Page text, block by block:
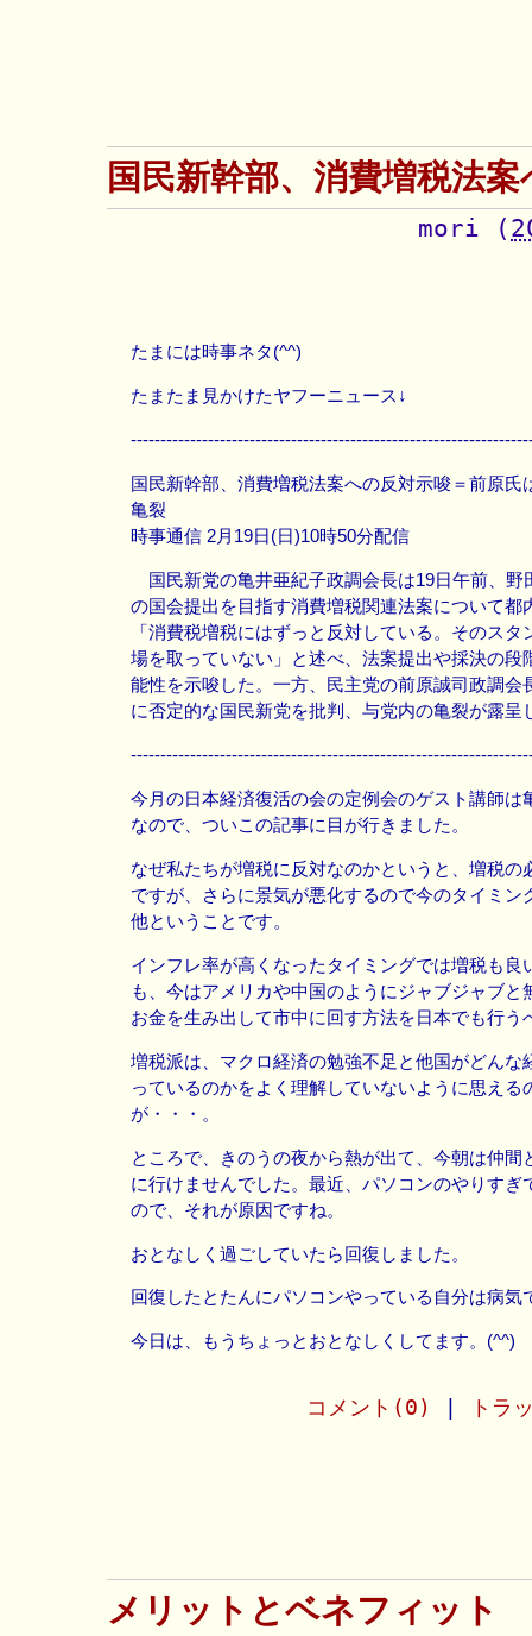
国民新幹部、消費増税法
mori (
たまには時事ネタ(^^)
たまたま見かけたヤフーニュース↓
国民新幹部、消費増税法案への反対示唆＝前原氏
亀裂
時事通信 2月19日(日)10時50分配信
国民新党の亀井亜紀子政調会長は19日午前、野
の国会提出を目指す消費増税関連法案について都
「消費税増税にはずっと反対している。そのスタ
場を取っていない」と述べ、法案提出や採決の段
能性を示唆した。一方、民主党の前原誠司政調会
に否定的な国民新党を批判、与党内の亀裂が露呈
今月の日本経済復活の会の定例会のゲスト講師は
なので、ついこの記事に目が行きました。
なぜ私たちが増税に反対なのかというと、増税の
ですが、さらに景気が悪化するので今のタイミン
他ということです。
インフレ率が高くなったタイミングでは増税も良
も、今はアメリカや中国のようにジャブジャブと
お金を生み出して市中に回す方法を日本でも行う
増税派は、マクロ経済の勉強不足と他国がどんな
っているのかをよく理解していないように思える
が・・・。
ところで、きのうの夜から熱が出て、今朝は仲間
に行けませんでした。最近、パソコンのやりすぎ
ので、それが原因ですね。
おとなしく過ごしていたら回復しました。
回復したとたんにパソコンやっている自分は病気
今日は、もうちょっとおとなしくしてます。(^^)
コメント(0) トラ
メリットとベネフィット